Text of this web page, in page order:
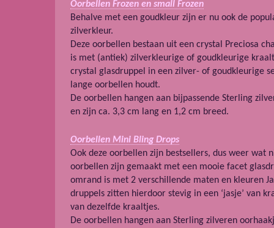
Oorbellen Frozen en small Frozen
Behalve met een goudkleur zijn er nu ook de
zilverkleur.
Deze oorbellen bestaan uit een crystal Preciosa
is met (antiek) zilverkleurige of goudkleurige
crystal glasdruppel in een zilver- of goudkleurige
lange oorbellen houdt.
De oorbellen hangen aan bijpassende Sterling
en zijn ca. 3,3 cm lang en 1,2 cm breed.
Oorbellen Mini Bling Drops
Ook deze oorbellen zijn bestsellers, dus weer wat
oorbellen zijn gemaakt met een mooie facet
omrand is met 2 verschillende maten en kleuren
druppels zitten hierdoor stevig in een ‘jasje’ van
van dezelfde kraaltjes.
De oorbellen hangen aan Sterling zilveren